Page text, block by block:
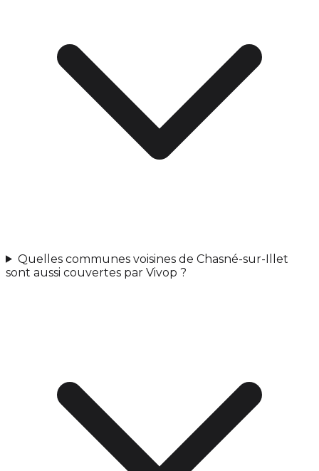
Quelles communes voisines de Chasné-sur-Illet
sont aussi couvertes par Vivop ?